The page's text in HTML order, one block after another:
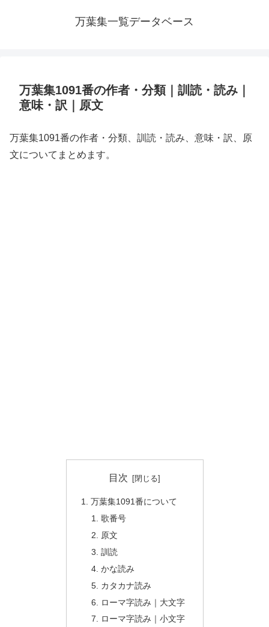
万葉集一覧データベース
万葉集1091番の作者・分類｜訓読・読み｜
意味・訳｜原文
万葉集1091番の作者・分類、訓読・読み、意味・訳、原
文についてまとめます。
目次
万葉集1091番について
歌番号
原文
訓読
かな読み
カタカナ読み
ローマ字読み｜大文字
ローマ字読み｜小文字